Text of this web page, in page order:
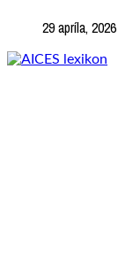
29 apríla, 2026